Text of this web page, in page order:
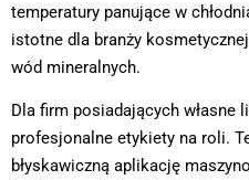
temperatury panujące w
istotne dla branży
wód mineralnych.
Dla firm posiadających własne
profesjonalne etykiety na roli.
błyskawiczną aplikację